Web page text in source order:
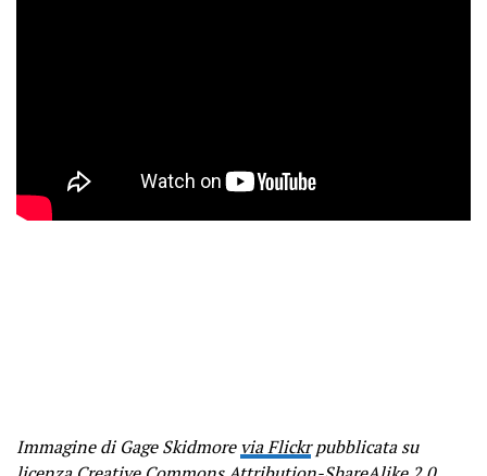
Immagine di Gage Skidmorevia Flickrpubblicata su